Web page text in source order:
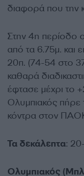
διαφορά που την
Στην 4η περίοδο
από τα 6.75μ. και
20π. (74-54 στο
καθαρά
έφτασε μέχρι το
Ολυμπιακός πήρε
κόντρα στον
Τα δεκάλεπτα:
Ολυμπιακός